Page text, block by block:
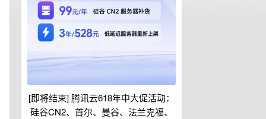
[即将结束] 腾讯云618年中大促活动：
硅谷CN2、首尔、曼谷、法兰克福、